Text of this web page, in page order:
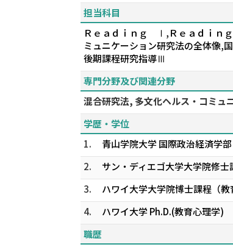
担当科目
Ｒｅａｄｉｎｇ Ⅰ,Ｒｅａｄｉｎ
ミュニケーション研究法の全体像,
後期課程研究指導Ⅲ
専門分野及び関連分野
混合研究法, 多文化ヘルス・コミュ
学歴・学位
1.
青山学院大学 国際政治経済学
2.
サン・ディエゴ大学大学院修
3.
ハワイ大学大学院博士課程（
4.
ハワイ大学 Ph.D.(教育心理学)
職歴